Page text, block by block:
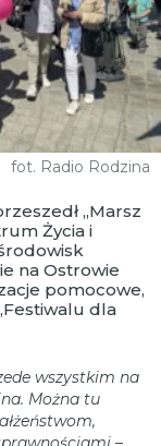
fot. Radio Rodzina
„Marsz
Życia i
na Ostrowie
pomocowe,
dla
wszystkim na
Można tu